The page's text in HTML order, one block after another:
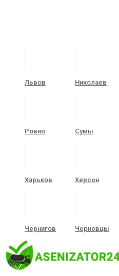
Львов Николаев
Ровно Сумы
Харьков Херсон
Чернигов Черновцы